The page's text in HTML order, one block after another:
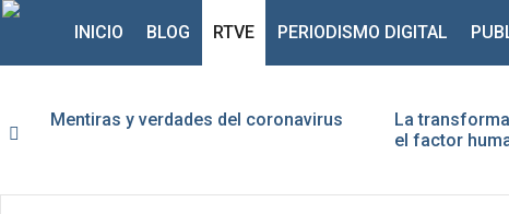
INICIO BLOG RTVE PERIODISMO DIGITAL
Mentiras y verdades del coronavirus
La
el factor